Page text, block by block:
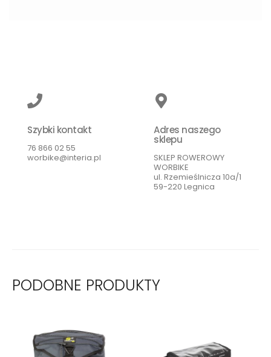
Szybki kontakt
76 866 02 55
worbike@interia.pl
Adres naszego
sklepu
SKLEP ROWEROWY
WORBIKE
ul. Rzemieślnicza 10a/1
59-220 Legnica
PODOBNE PRODUKTY